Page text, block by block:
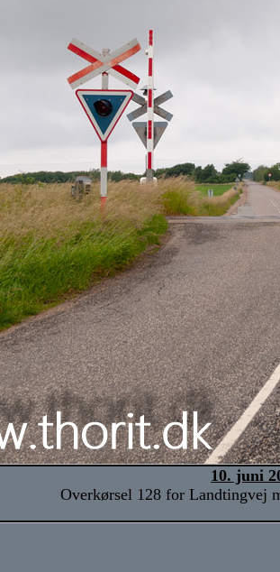
10. juni
Overkørsel 128 for Landtingvej